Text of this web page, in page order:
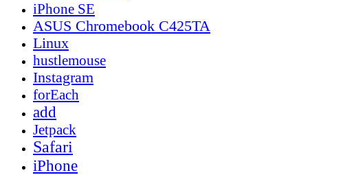
iPhone SE
ASUS Chromebook C425TA
Linux
hustlemouse
Instagram
forEach
add
Jetpack
Safari
iPhone